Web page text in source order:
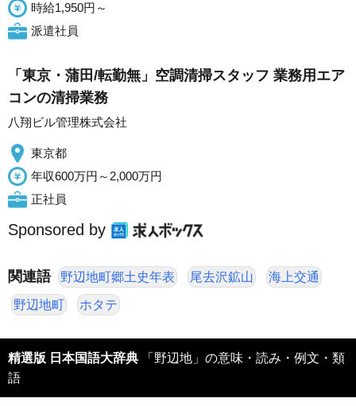
時給1,950円～
派遣社員
「東京・蒲田/転勤無」空調清掃スタッフ 業務用エア
コンの清掃業務
八翔ビル管理株式会社
東京都
年収600万円～2,000万円
正社員
Sponsored by
関連語 野辺地町郷土史年表 尾去沢鉱山 海上交通
野辺地町 ホタテ
精選版 日本国語大辞典
語